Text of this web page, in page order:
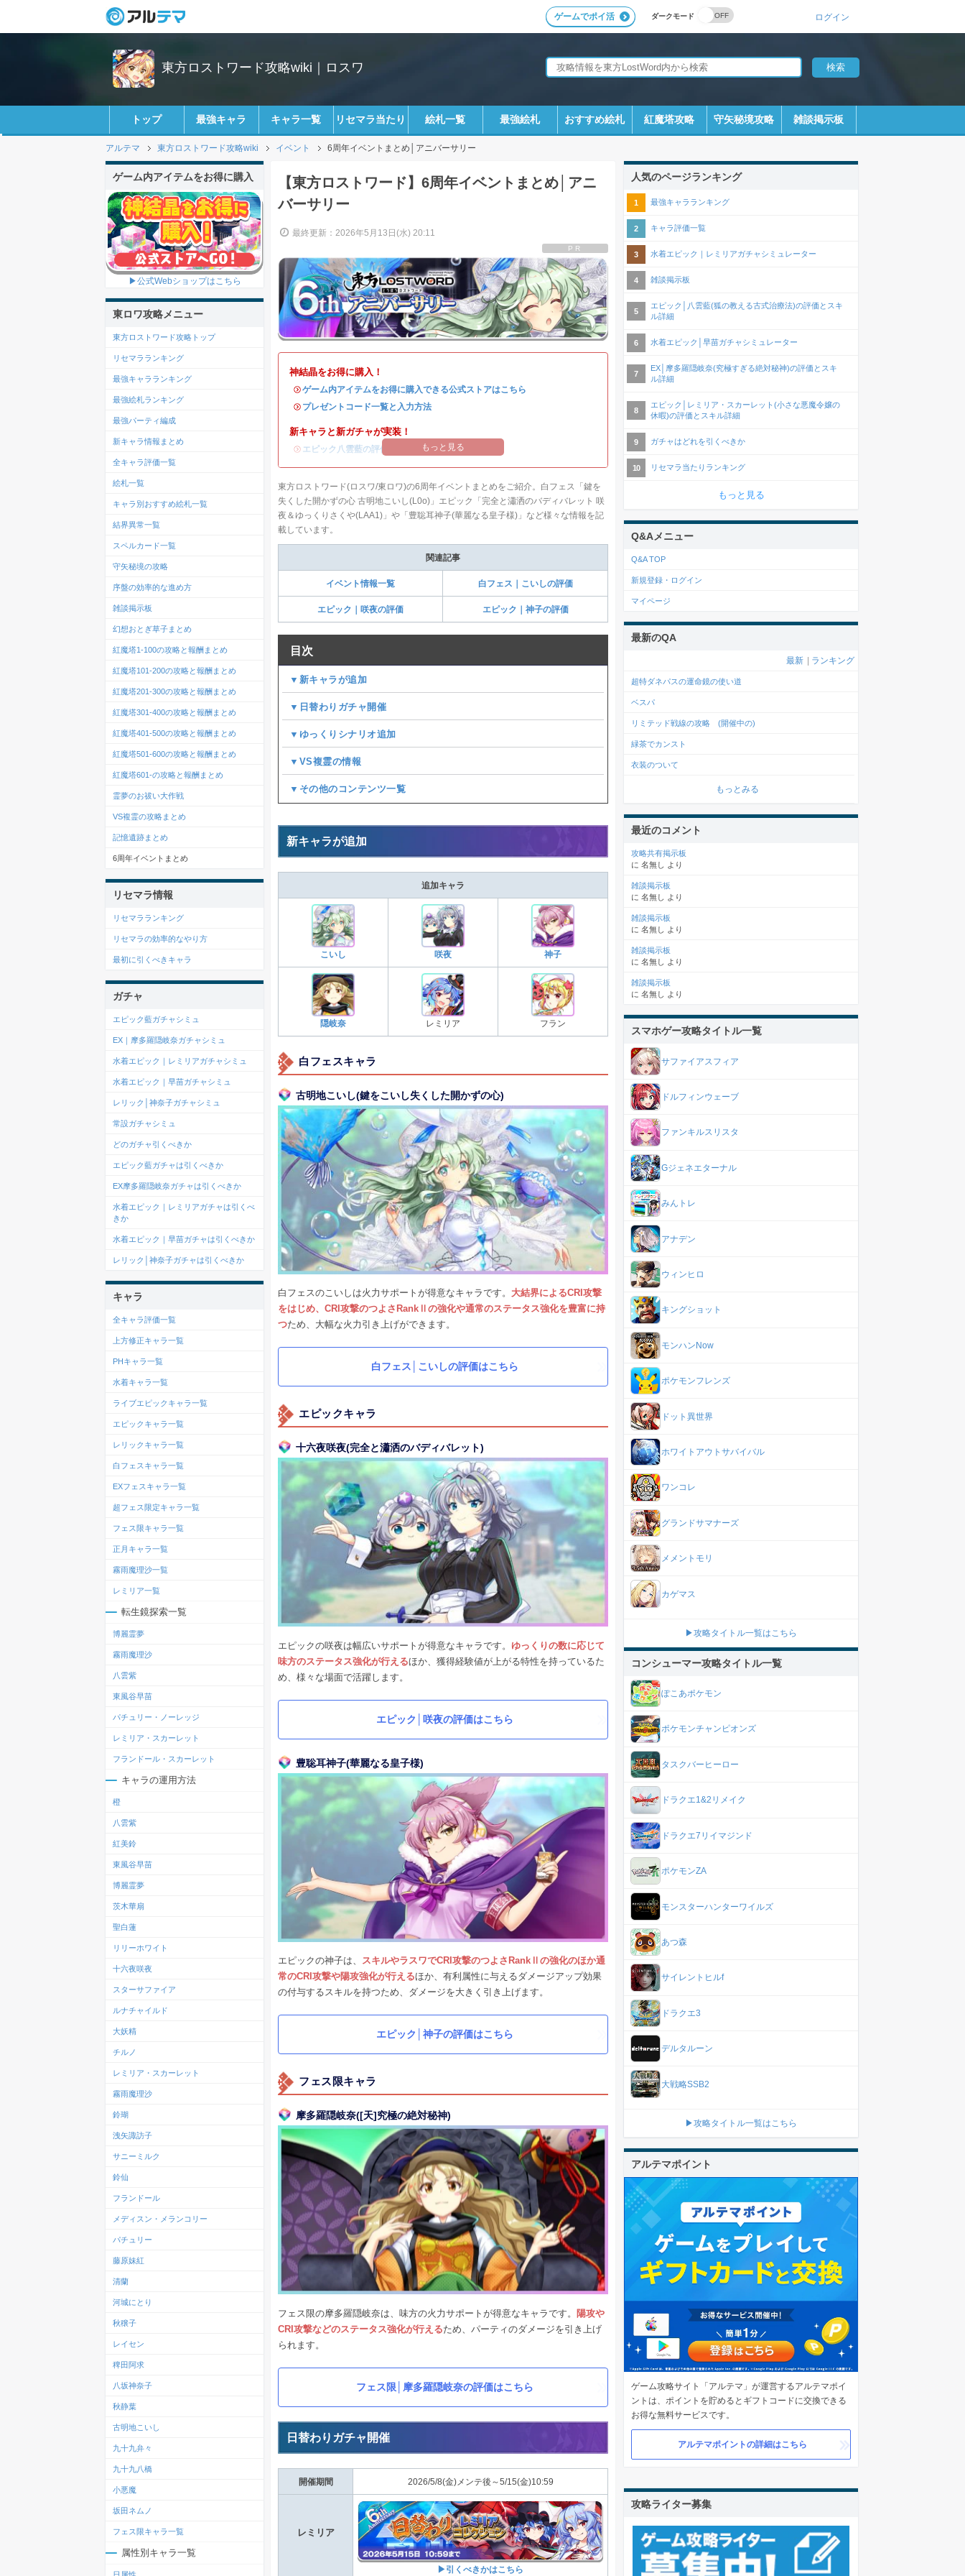
ダークモード
ゲームでポイ活 ログイン
東方ロストワード攻略wiki｜ロスワ
トップ 最強キャラ キャラ一覧 リセマラ当たり 絵札一覧 最強絵札 おすすめ絵札 紅魔塔攻略 守矢秘境攻略 雑談掲示板
アルテマ 東方ロストワード攻略wiki イベント 6周年イベントまとめ│アニバーサリー
【東方ロストワード】6周年イベントまとめ│アニ
バーサリー
最終更新：2026年5月13日(水) 20:11
PR
神結晶をお得に購入！
・ゲーム内アイテムをお得に購入できる公式ストアはこちら
・ プレゼントコード一覧と入力方法
新キャラと新ガチャが実装！
・ エピック八雲藍の評価 ガチャシミュ /引くべきか
もっと見る
東方ロストワード(ロスワ/東ロワ)の6周年イベントまとめをご紹介。白フェス「鍵を
失くした開かずの心 古明地こいし(L0o)」エピック「完全と瀟洒のバディバレット 咲
夜＆ゆっくりさくや(LAA1)」や「豊聡耳神子(華麗なる皇子様)」など様々な情報を記
載しています。
関連記事
イベント情報一覧 白フェス｜こいしの評価
エピック｜咲夜の評価 エピック｜神子の評価
目次
▼新キャラが追加
▼日替わりガチャ開催
▼ゆっくりシナリオ追加
▼VS複霊の情報
▼その他のコンテンツ一覧
新キャラが追加
追加キャラ
こいし 咲夜 神子
隠岐奈 レミリア フラン
白フェスキャラ
古明地こいし(鍵をこいし失くした開かずの心)
白フェスのこいしは火力サポートが得意なキャラです。 大結界によるCRI攻撃
をはじめ、CRI攻撃のつよさRankⅡの強化や通常のステータス強化を豊富に持
つため、大幅な火力引き上げができます。
白フェス│こいしの評価はこちら
エピックキャラ
十六夜咲夜(完全と瀟洒のバディバレット)
エピックの咲夜は幅広いサポートが得意なキャラです。 ゆっくりの数に応じて
味方のステータス強化が行えるほか、獲得経験値が上がる特性を持っているた
め、様々な場面で活躍します。
エピック│咲夜の評価はこちら
豊聡耳神子(華麗なる皇子様)
エピックの神子は、 スキルやラスワでCRI攻撃のつよさRankⅡの強化のほか通
常のCRI攻撃や陽攻強化が行えるほか、有利属性に与えるダメージアップ効果
の付与するスキルを持つため、ダメージを大きく引き上げます。
エピック│神子の評価はこちら
フェス限キャラ
摩多羅隠岐奈([天]究極の絶対秘神)
フェス限の摩多羅隠岐奈は、味方の火力サポートが得意なキャラです。 陽攻や
CRI攻撃などのステータス強化が行えるため、パーティのダメージを引き上げ
られます。
フェス限│摩多羅隠岐奈の評価はこちら
日替わりガチャ開催
開催期間 2026/5/8(金)メンテ後～5/15(金)10:59
レミリア
▶引くべきかはこちら
ゲーム内アイテムをお得に購入
▶公式Webショップはこちら
東ロワ攻略メニュー
東方ロストワード攻略トップ
リセマラランキング
最強キャラランキング
最強絵札ランキング
最強パーティ編成
新キャラ情報まとめ
全キャラ評価一覧
絵札一覧
キャラ別おすすめ絵札一覧
結界異常一覧
スペルカード一覧
守矢秘境の攻略
序盤の効率的な進め方
雑談掲示板
幻想おとぎ草子まとめ
紅魔塔1-100の攻略と報酬まとめ
紅魔塔101-200の攻略と報酬まとめ
紅魔塔201-300の攻略と報酬まとめ
紅魔塔301-400の攻略と報酬まとめ
紅魔塔401-500の攻略と報酬まとめ
紅魔塔501-600の攻略と報酬まとめ
紅魔塔601-の攻略と報酬まとめ
霊夢のお祓い大作戦
VS複霊の攻略まとめ
記憶遺跡まとめ
6周年イベントまとめ
リセマラ情報
リセマラランキング
リセマラの効率的なやり方
最初に引くべきキャラ
ガチャ
エピック藍ガチャシミュ
EX｜摩多羅隠岐奈ガチャシミュ
水着エピック｜レミリアガチャシミュ
水着エピック｜早苗ガチャシミュ
レリック│神奈子ガチャシミュ
常設ガチャシミュ
どのガチャ引くべきか
エピック藍ガチャは引くべきか
EX摩多羅隠岐奈ガチャは引くべきか
水着エピック｜レミリアガチャは引くべ
きか
水着エピック｜早苗ガチャは引くべきか
レリック│神奈子ガチャは引くべきか
キャラ
全キャラ評価一覧
上方修正キャラ一覧
PHキャラ一覧
水着キャラ一覧
ライブエピックキャラ一覧
エピックキャラ一覧
レリックキャラ一覧
白フェスキャラ一覧
EXフェスキャラ一覧
超フェス限定キャラ一覧
フェス限キャラ一覧
正月キャラ一覧
霧雨魔理沙一覧
レミリア一覧
転生鏡探索一覧
博麗霊夢
霧雨魔理沙
八雲紫
東風谷早苗
パチュリー・ノーレッジ
レミリア・スカーレット
フランドール・スカーレット
キャラの運用方法
橙
八雲紫
紅美鈴
東風谷早苗
博麗霊夢
茨木華扇
聖白蓮
リリーホワイト
十六夜咲夜
スターサファイア
ルナチャイルド
大妖精
チルノ
レミリア・スカーレット
霧雨魔理沙
鈴瑚
洩矢諏訪子
サニーミルク
鈴仙
フランドール
メディスン・メランコリー
パチュリー
藤原妹紅
清蘭
河城にとり
秋穣子
レイセン
稗田阿求
八坂神奈子
秋静葉
古明地こいし
九十九弁々
九十九八橋
小悪魔
坂田ネムノ
フェス限キャラ一覧
属性別キャラ一覧
人気のページランキング
最強キャラランキング
キャラ評価一覧
水着エピック｜レミリアガチャシミュレーター
雑談掲示板
エピック│八雲藍(狐の教える古式治療法)の評価とスキ
ル詳細
水着エピック│早苗ガチャシミュレーター
EX│摩多羅隠岐奈(究極すぎる絶対秘神)の評価とスキ
ル詳細
エピック│レミリア・スカーレット(小さな悪魔令嬢の
休暇)の評価とスキル詳細
ガチャはどれを引くべきか
リセマラ当たりランキング
もっと見る
Q&Aメニュー
Q&A TOP
新規登録・ログイン
マイページ
最新のQA
最新 ランキング
超特ダネパスの運命鏡の使い道
ベスパ
リミテッド戦線の攻略 (開催中の)
緑茶でカンスト
衣装のついて
もっとみる
最近のコメント
攻略共有掲示板
に 名無し より
雑談掲示板
に 名無し より
雑談掲示板
に 名無し より
雑談掲示板
に 名無し より
雑談掲示板
に 名無し より
スマホゲー攻略タイトル一覧
サファイアスフィア
ドルフィンウェーブ
ファンキルスリスタ
Gジェネエターナル
みんトレ
アナデン
ウィンヒロ
キングショット
モンハンNow
ポケモンフレンズ
ドット異世界
ホワイトアウトサバイバル
ワンコレ
グランドサマナーズ
メメントモリ
カゲマス
▶攻略タイトル一覧はこちら
コンシューマー攻略タイトル一覧
ぽこあポケモン
ポケモンチャンピオンズ
タスクバーヒーロー
ドラクエ1&2リメイク
ドラクエ7リイマジンド
ポケモンZA
モンスターハンターワイルズ
あつ森
サイレントヒルf
ドラクエ3
デルタルーン
大戦略SSB2
▶攻略タイトル一覧はこちら
アルテマポイント
ゲーム攻略サイト「アルテマ」が運営するアルテマポイ
ントは、ポイントを貯めるとギフトコードに交換できる
お得な無料サービスです。
アルテマポイントの詳細はこちら
攻略ライター募集